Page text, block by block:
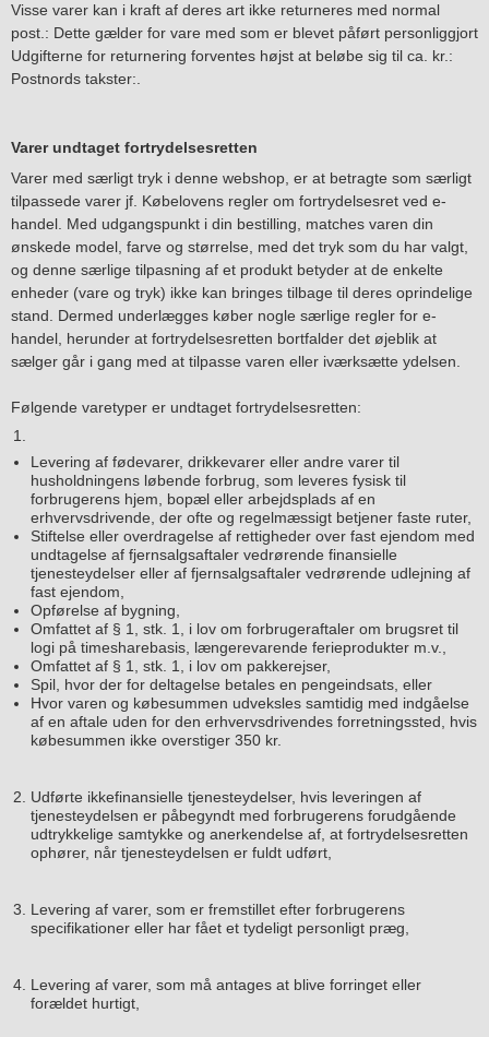
Visse varer kan i kraft af deres art ikke returneres med normal
post.: Dette gælder for vare med som er blevet påført personliggjort
Udgifterne for returnering forventes højst at beløbe sig til ca. kr.:
Postnords takster:.
Varer undtaget fortrydelsesretten
Varer med særligt tryk i denne webshop, er at betragte som særligt
tilpassede varer jf. Købelovens regler om fortrydelsesret ved e-
handel. Med udgangspunkt i din bestilling, matches varen din
ønskede model, farve og størrelse, med det tryk som du har valgt,
og denne særlige tilpasning af et produkt betyder at de enkelte
enheder (vare og tryk) ikke kan bringes tilbage til deres oprindelige
stand. Dermed underlægges køber nogle særlige regler for e-
handel, herunder at fortrydelsesretten bortfalder det øjeblik at
sælger går i gang med at tilpasse varen eller iværksætte ydelsen.
Følgende varetyper er undtaget fortrydelsesretten:
Levering af fødevarer, drikkevarer eller andre varer til
husholdningens løbende forbrug, som leveres fysisk til
forbrugerens hjem, bopæl eller arbejdsplads af en
erhvervsdrivende, der ofte og regelmæssigt betjener faste ruter,
Stiftelse eller overdragelse af rettigheder over fast ejendom med
undtagelse af fjernsalgsaftaler vedrørende finansielle
tjenesteydelser eller af fjernsalgsaftaler vedrørende udlejning af
fast ejendom,
Opførelse af bygning,
Omfattet af § 1, stk. 1, i lov om forbrugeraftaler om brugsret til
logi på timesharebasis, længerevarende ferieprodukter m.v.,
Omfattet af § 1, stk. 1, i lov om pakkerejser,
Spil, hvor der for deltagelse betales en pengeindsats, eller
Hvor varen og købesummen udveksles samtidig med indgåelse
af en aftale uden for den erhvervsdrivendes forretningssted, hvis
købesummen ikke overstiger 350 kr.
Udførte ikkefinansielle tjenesteydelser, hvis leveringen af
tjenesteydelsen er påbegyndt med forbrugerens forudgående
udtrykkelige samtykke og anerkendelse af, at fortrydelsesretten
ophører, når tjenesteydelsen er fuldt udført,
Levering af varer, som er fremstillet efter forbrugerens
specifikationer eller har fået et tydeligt personligt præg,
Levering af varer, som må antages at blive forringet eller
forældet hurtigt,